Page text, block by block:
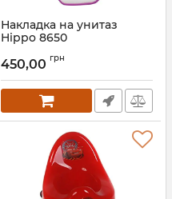
Накладка на унитаз
Hippo 8650
450,00 грн